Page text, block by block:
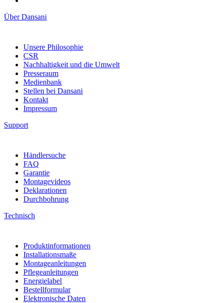
Über Dansani
Unsere Philosophie
CSR
Nachhaltigkeit und die Umwelt
Presseraum
Medienbank
Stellen bei Dansani
Kontakt
Impressum
Support
Händlersuche
FAQ
Garantie
Montagevideos
Deklarationen
Durchbohrung
Technisch
Produktinformationen
Installationsmaße
Montageanleitungen
Pflegeanleitungen
Energielabel
Bestellformular
Elektronische Daten